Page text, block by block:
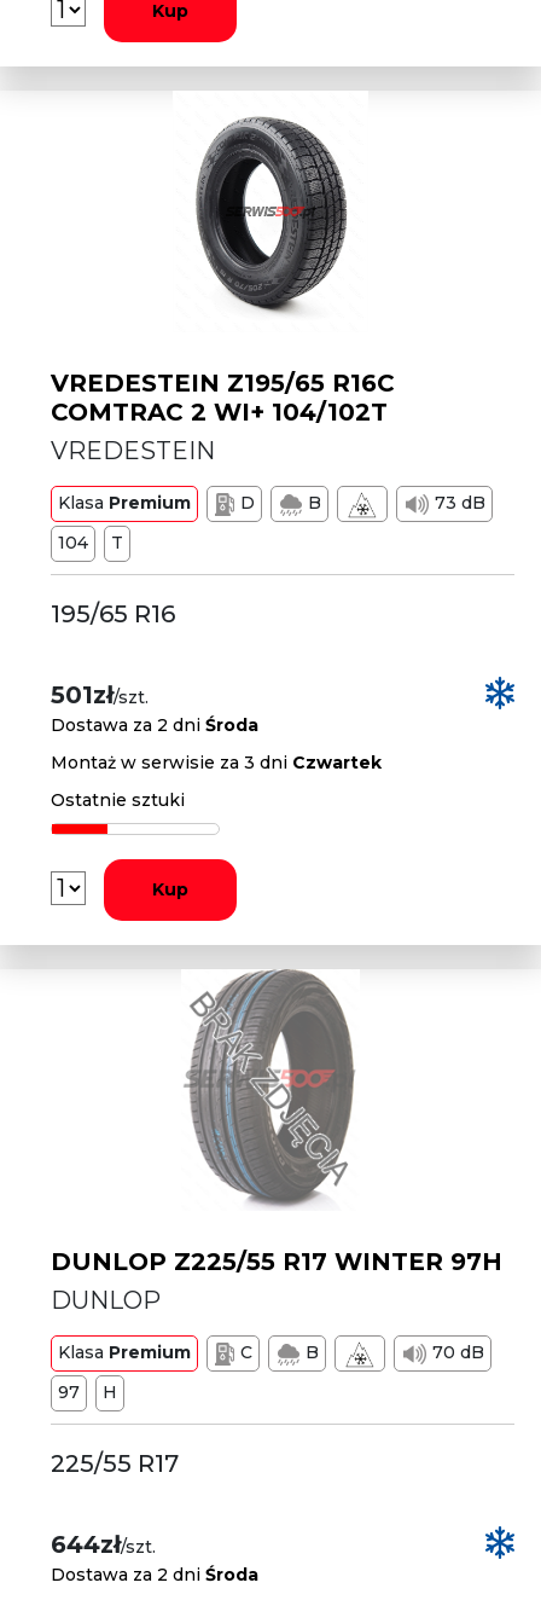
Kup
VREDESTEIN Z195/65 R16C
COMTRAC 2 WI+ 104/102T
VREDESTEIN
Klasa Premium D B
73 dB
104
T
195/65 R16
501zł/szt.
Dostawa za 2 dniŚroda
Montaż w serwisie za 3 dni Czwartek
Ostatnie sztuki
Kup
DUNLOP Z225/55 R17 WINTER 97H
DUNLOP
Klasa Premium C B
70 dB
97
H
225/55 R17
644zł/szt.
Dostawa za 2 dniŚroda